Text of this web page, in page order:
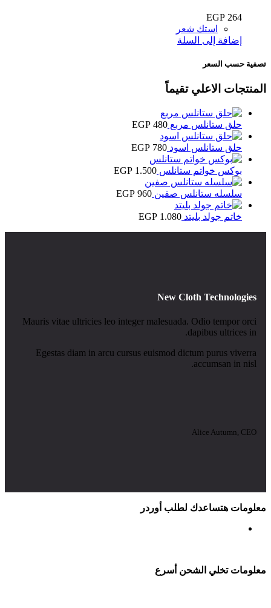
EGP 264
استك شعر
إضافة إلى السلة
تصفية حسب السعر
المنتجات الاعلي تقيماً
حلق ستانلس مربع EGP 480
حلق ستانلس اسود EGP 780
بوكس خواتم ستانلس EGP 1.500
سلسله ستانلس صفين EGP 960
خاتم جولد بليتد EGP 1.080
New Cloth Technologies
Mauris vitae ultricies leo integer malesuada. Odio tempor orci
dapibus ultrices in.
Egestas diam in arcu cursus euismod dictum purus viverra
accumsan in nisl.
Alice Autumn, CEO
معلومات هتساعدك لطلب أوردر
معلومات تخلي الشحن أسرع